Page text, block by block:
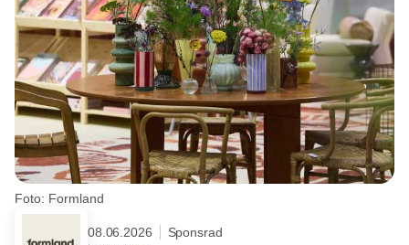
Foto: Formland
08.06.2026 Sponsrad